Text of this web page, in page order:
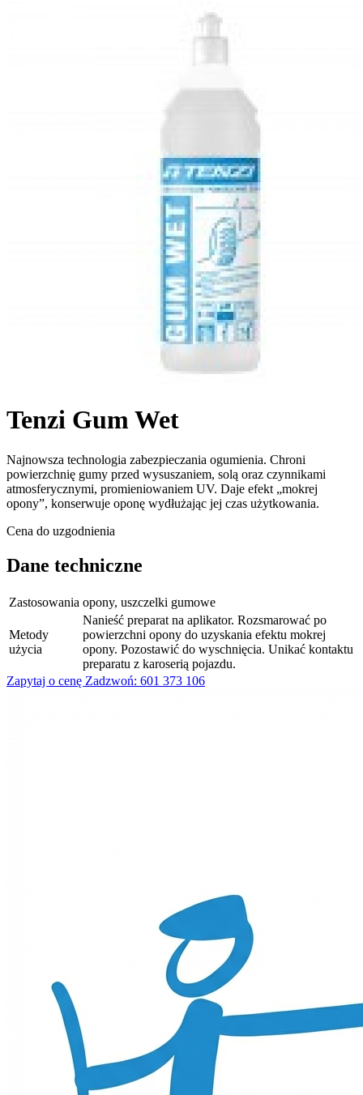
Tenzi Gum Wet
Najnowsza technologia zabezpieczania ogumienia. Chroni
powierzchnię gumy przed wysuszaniem, solą oraz czynnikami
atmosferycznymi, promieniowaniem UV. Daje efekt „mokrej
opony”, konserwuje oponę wydłużając jej czas użytkowania.
Cena do uzgodnienia
Dane techniczne
Zastosowania opony, uszczelki gumowe
Metody
użycia
Nanieść preparat na aplikator. Rozsmarować po
powierzchni opony do uzyskania efektu mokrej
opony. Pozostawić do wyschnięcia. Unikać kontaktu
preparatu z karoserią pojazdu.
Zapytaj o cenę Zadzwoń: 601 373 106